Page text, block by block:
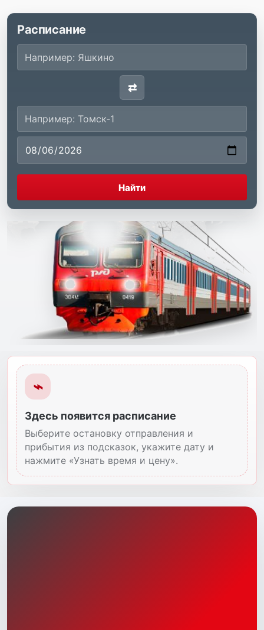
Расписание
⇄
Найти
Официальный пассажирский сайт
Пригородные поезда
Расписание пригородных поездов, информация
⌁
Здесь появится расписание
Выберите остановку отправления и
прибытия из подсказок, укажите дату и
нажмите «Узнать время и цену».